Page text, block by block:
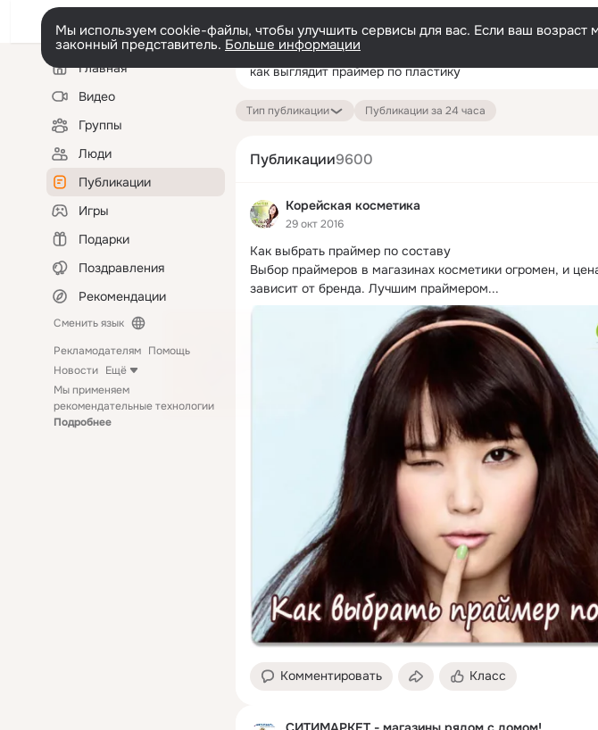
Мы используем cookie-файлы, чтобы улучшить сервисы для вас. Если ваш
законный представитель. Больше информации
Левая
колонкаГлавная
Видео
Группы
Люди
Публикации
Игры
Подарки
Поздравления
Рекомендации
Сменить язык
Рекламодателям Помощь
Новости Ещё
Мы применяем
рекомендательные технологии
Подробнее
Тип публикации
Публикации за 24 часа
Публикации9600
Корейская косметика
29 окт 2016
Как выбрать праймер по составу
Выбор праймеров в магазинах косметики огромен, и
зависит от бренда. Лучшим праймером...
Комментировать Класс